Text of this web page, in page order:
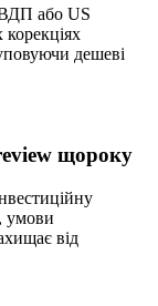
або US
дешеві
щороку
умови
від